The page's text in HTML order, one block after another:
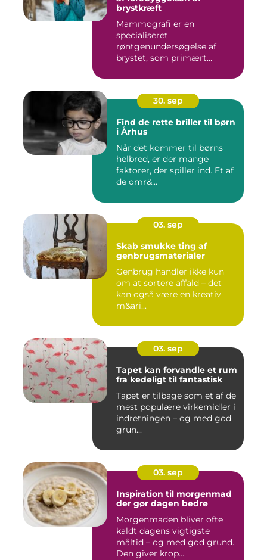
brystkræft
Mammografi er en
specialiseret
røntgenundersøgelse af
brystet, som primært
30. sep
Find de rette briller til børn
i Århus
Når det kommer til børns
helbred, er der mange
faktorer, der spiller ind. Et af
de omr&...
03. sep
Skab smukke ting af
genbrugsmaterialer
Genbrug handler ikke kun
om at sortere affald – det
kan også være en kreativ
m&ari...
03. sep
Tapet kan forvandle et rum
fra kedeligt til fantastisk
Tapet er tilbage som et af de
mest populære virkemidler i
indretningen – og med god
grun...
03. sep
Inspiration til morgenmad
der gør dagen bedre
Morgenmaden bliver ofte
kaldt dagens vigtigste
måltid – og med god grund.
Den giver krop...